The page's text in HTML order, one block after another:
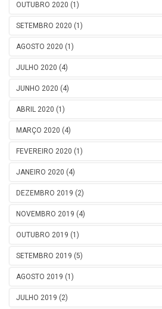
OUTUBRO 2020 (1)
SETEMBRO 2020 (1)
AGOSTO 2020 (1)
JULHO 2020 (4)
JUNHO 2020 (4)
ABRIL 2020 (1)
MARÇO 2020 (4)
FEVEREIRO 2020 (1)
JANEIRO 2020 (4)
DEZEMBRO 2019 (2)
NOVEMBRO 2019 (4)
OUTUBRO 2019 (1)
SETEMBRO 2019 (5)
AGOSTO 2019 (1)
JULHO 2019 (2)